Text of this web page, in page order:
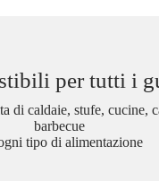
per tutti i
di caldaie, stufe, cucine,
barbecue
tipo di alimentazione